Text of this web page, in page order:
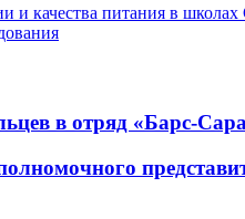
и качества питания в
в отряд «Барс-